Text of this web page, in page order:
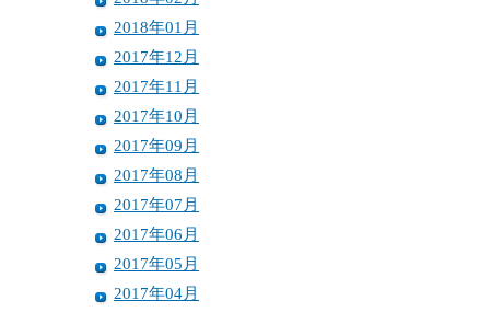
2018年01月
2017年12月
2017年11月
2017年10月
2017年09月
2017年08月
2017年07月
2017年06月
2017年05月
2017年04月